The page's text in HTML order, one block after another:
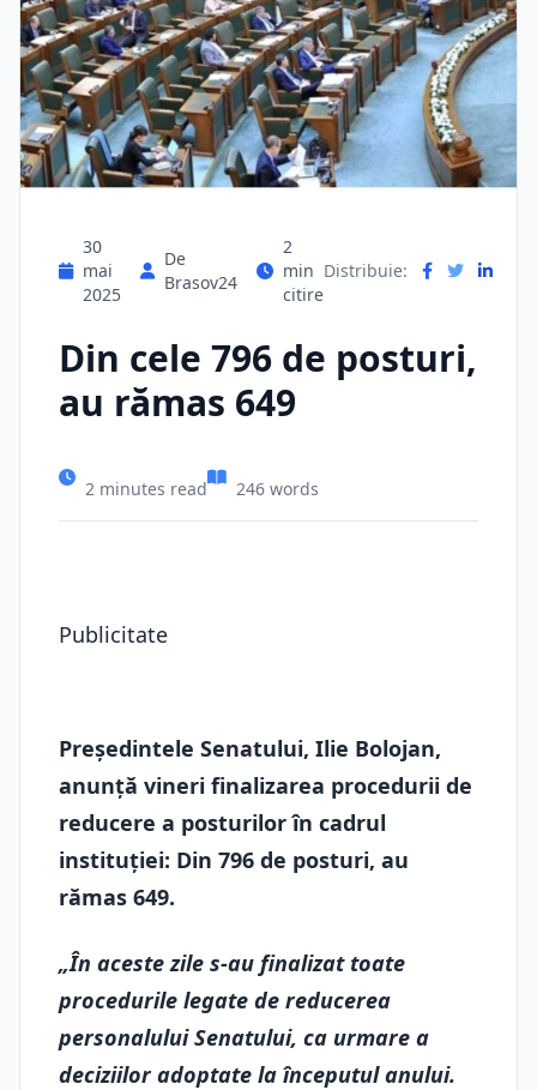
30
mai
2025
De
Brasov24
2
min
citire
Distribuie:
Din cele 796 de posturi,
au rămas 649
2 minutes read 246 words
Publicitate
Președintele Senatului, Ilie Bolojan,
anunță vineri finalizarea procedurii de
reducere a posturilor în cadrul
instituției: Din 796 de posturi, au
rămas 649.
„În aceste zile s-au finalizat toate
procedurile legate de reducerea
personalului Senatului, ca urmare a
deciziilor adoptate la începutul anului.